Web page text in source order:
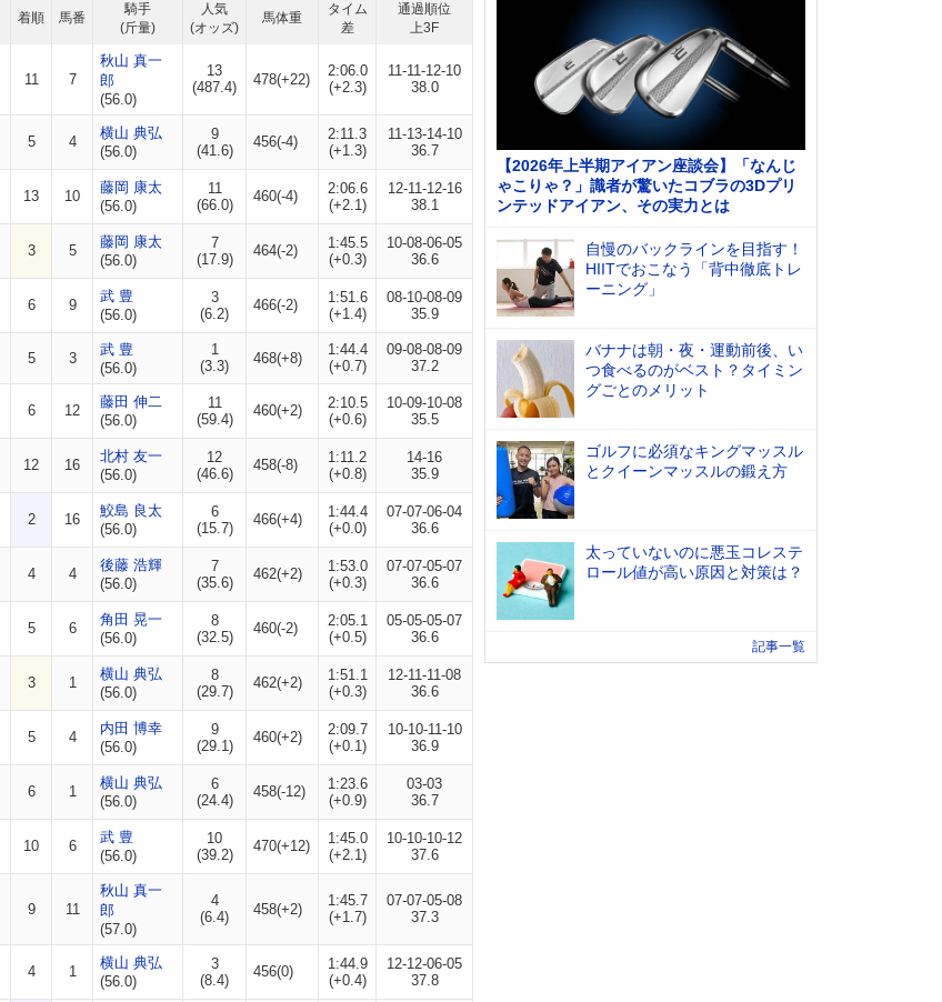
着順 馬番
騎手
(斤量)
人気
(オッズ)
馬体重
タイム
差
通過順位
上3F
11 7
秋山 真一
郎
(56.0)
13
(487.4)
478(+22)
2:06.0
(+2.3)
11-11-12-10
38.0
5 4
横山 典弘
(56.0)
9
(41.6)
456(-4)
2:11.3
(+1.3)
11-13-14-10
36.7
13 10
藤岡 康太
(56.0)
11
(66.0)
460(-4)
2:06.6
(+2.1)
12-11-12-16
38.1
3 5
藤岡 康太
(56.0)
7
(17.9)
464(-2)
1:45.5
(+0.3)
10-08-06-05
36.6
6 9
武 豊
(56.0)
3
(6.2)
466(-2)
1:51.6
(+1.4)
08-10-08-09
35.9
5 3
武 豊
(56.0)
1
(3.3)
468(+8)
1:44.4
(+0.7)
09-08-08-09
37.2
6 12
藤田 伸二
(56.0)
11
(59.4)
460(+2)
2:10.5
(+0.6)
10-09-10-08
35.5
12 16
北村 友一
(56.0)
12
(46.6)
458(-8)
1:11.2
(+0.8)
14-16
35.9
2 16
鮫島 良太
(56.0)
6
(15.7)
466(+4)
1:44.4
(+0.0)
07-07-06-04
36.6
4 4
後藤 浩輝
(56.0)
7
(35.6)
462(+2)
1:53.0
(+0.3)
07-07-05-07
36.6
5 6
角田 晃一
(56.0)
8
(32.5)
460(-2)
2:05.1
(+0.5)
05-05-05-07
36.6
3 1
横山 典弘
(56.0)
8
(29.7)
462(+2)
1:51.1
(+0.3)
12-11-11-08
36.6
5 4
内田 博幸
(56.0)
9
(29.1)
460(+2)
2:09.7
(+0.1)
10-10-11-10
36.9
6 1
横山 典弘
(56.0)
6
(24.4)
458(-12)
1:23.6
(+0.9)
03-03
36.7
10 6
武 豊
(56.0)
10
(39.2)
470(+12)
1:45.0
(+2.1)
10-10-10-12
37.6
9 11
秋山 真一
郎
(57.0)
4
(6.4)
458(+2)
1:45.7
(+1.7)
07-07-05-08
37.3
4 1
横山 典弘
(56.0)
3
(8.4)
456(0)
1:44.9
(+0.4)
12-12-06-05
37.8
【2026年上半期アイアン座談会】「なんじ
ゃこりゃ？」識者が驚いたコブラの3Dプリ
ンテッドアイアン、その実力とは
自慢のバックラインを目指す！
HIITでおこなう「背中徹底トレ
ーニング」
バナナは朝・夜・運動前後、い
つ食べるのがベスト？タイミン
グごとのメリット
ゴルフに必須なキングマッスル
とクイーンマッスルの鍛え方
太っていないのに悪玉コレステ
ロール値が高い原因と対策は？
記事一覧